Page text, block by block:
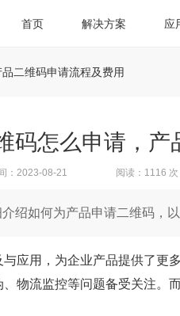
首页 解决方案 应
二维码申请流程及费用
码怎么申请，产
：2023-08-21 阅读：1116 次
绍如何为产品申请二维码，
与应用，为企业产品提供了更
物流监控等问题备受关注。